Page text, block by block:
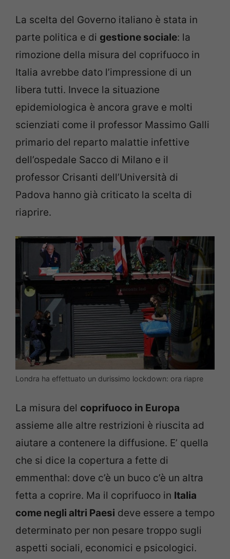
La scelta del Governo italiano è stata in
parte politica e di gestione sociale: la
rimozione della misura del coprifuoco in
Italia avrebbe dato l’impressione di un
libera tutti. Invece la situazione
epidemiologica è ancora grave e molti
scienziati come il professor Massimo Galli
primario del reparto malattie infettive
dell’ospedale Sacco di Milano e il
professor Crisanti dell’Università di
Padova hanno già criticato la scelta di
riaprire.
Londra ha effettuato un durissimo lockdown: ora riapre
La misura del coprifuoco in Europa
assieme alle altre restrizioni è riuscita ad
aiutare a contenere la diffusione. E’ quella
che si dice la copertura a fette di
emmenthal: dove c’è un buco c’è un altra
fetta a coprire. Ma il coprifuoco in Italia
come negli altri Paesi deve essere a tempo
determinato per non pesare troppo sugli
aspetti sociali, economici e psicologici.